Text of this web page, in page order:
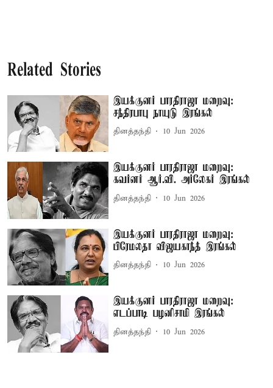
Related Stories
இயக்குனர் பாரதிராஜா மறைவு:
சந்திரபாபு நாயுடு இரங்கல்
தினத்தந்தி 10 Jun 2026
இயக்குனர் பாரதிராஜா மறைவு:
கவர்னர் ஆர்.வி. அர்லேகர் இரங்கல்
தினத்தந்தி 10 Jun 2026
இயக்குனர் பாரதிராஜா மறைவு:
பிரேமலதா விஜயகாந்த் இரங்கல்
தினத்தந்தி 10 Jun 2026
இயக்குனர் பாரதிராஜா மறைவு:
எடப்பாடி பழனிசாமி இரங்கல்
தினத்தந்தி 10 Jun 2026